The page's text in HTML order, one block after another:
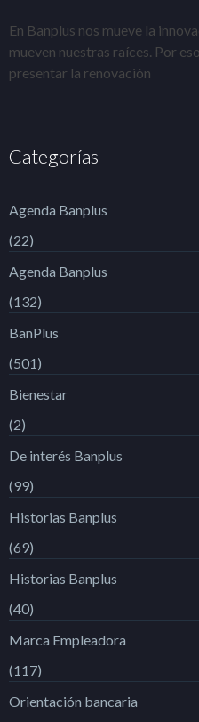
En Banplus nos mueve la
mueven nuestras raíces. Por
presentar la renovación
Categorías
Agenda Banplus
(22)
Agenda Banplus
(132)
BanPlus
(501)
Bienestar
(2)
De interés Banplus
(99)
Historias Banplus
(69)
Historias Banplus
(40)
Marca Empleadora
(117)
Orientación bancaria